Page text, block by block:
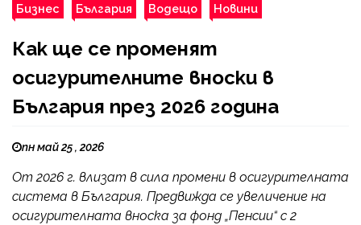
Бизнес България Водещо Новини
Как ще се променят
осигурителните вноски в
България през 2026 година
пн май 25 , 2026
От 2026 г. влизат в сила промени в осигурителната
система в България. Предвижда се увеличение на
осигурителната вноска за фонд „Пенсии“ с 2